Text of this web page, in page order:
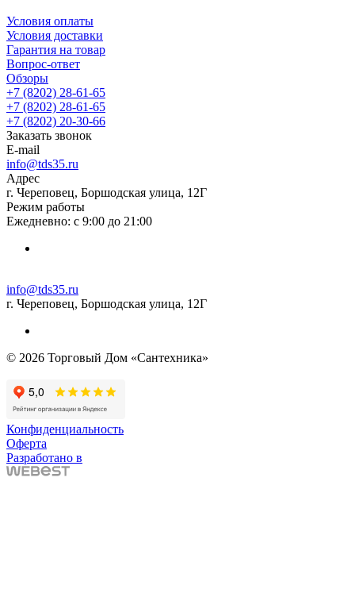
Условия оплаты
Условия доставки
Гарантия на товар
Вопрос-ответ
Обзоры
+7 (8202) 28‑61-65
+7 (8202) 28‑61-65
+7 (8202) 20‑30-66
Заказать звонок
E-mail
info@tds35.ru
Адрес
г. Череповец, Боршодская улица, 12Г
Режим работы
Ежедневно: с 9:00 до 21:00
info@tds35.ru
г. Череповец, Боршодская улица, 12Г
© 2026 Торговый Дом «Сантехника»
Конфиденциальность
Оферта
Разработано в